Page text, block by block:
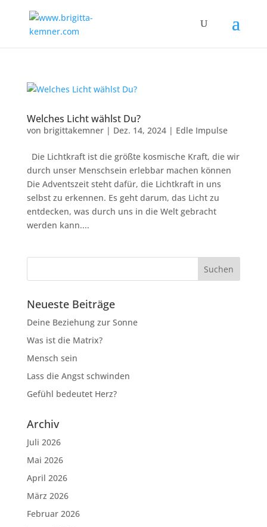
Welches Licht wählst Du?
von brigittakemner| Dez. 14, 2024| Edle Impulse
Die Lichtkraft ist die größte kosmische Kraft, die wir
durch unser Menschsein erlebbar machen können
Die Adventszeit steht dafür, die Lichtkraft in uns
selbst zu erkennen. Es geht darum, das Licht zu
entdecken, was durch uns in die Welt gebracht
werden kann....
Neueste Beiträge
Deine Beziehung zur Sonne
Was ist die Matrix?
Mensch sein
Lass die Angst schwinden
Gefühl bedeutet Herz?
Archiv
Juli 2026
Mai 2026
April 2026
März 2026
Februar 2026